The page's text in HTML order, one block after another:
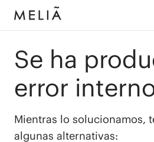
Se ha
error
Mientras lo solucionamos,
algunas alternativas: